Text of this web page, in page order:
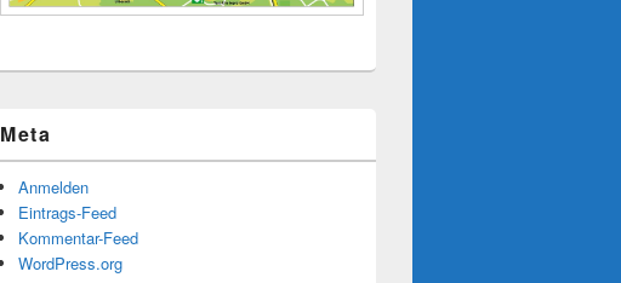
Meta
Anmelden
Eintrags-Feed
Kommentar-Feed
WordPress.org